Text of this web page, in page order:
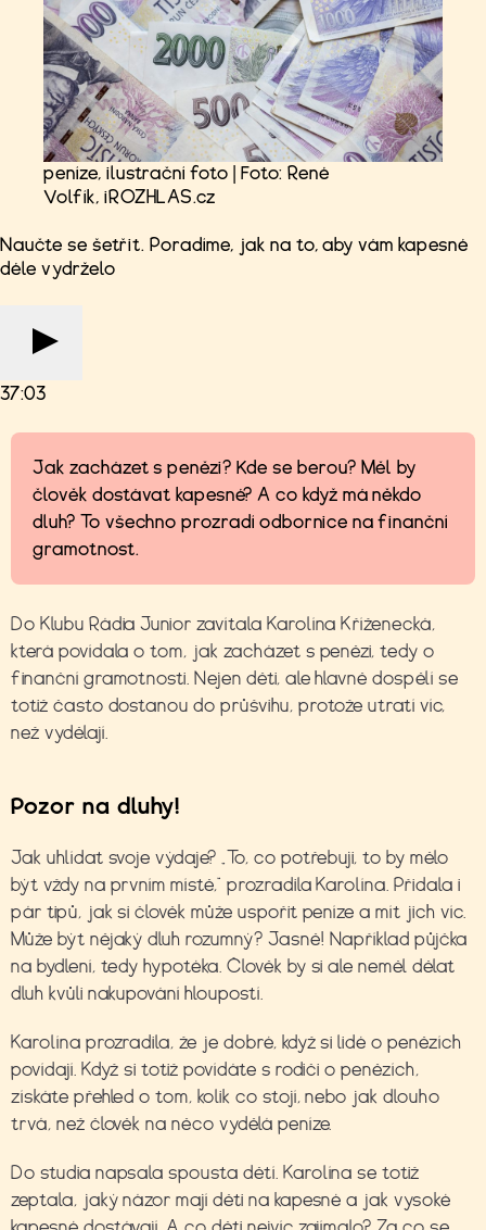
peníze, ilustrační foto | Foto: René
Volfík, iROZHLAS.cz
Naučte se šetřit. Poradíme, jak na to, aby vám kapesné
déle vydrželo
37:03
Jak zacházet s penězi? Kde se berou? Měl by
člověk dostávat kapesné? A co když má někdo
dluh? To všechno prozradí odbornice na finanční
gramotnost.
Do Klubu Rádia Junior zavítala Karolína Kříženecká,
která povídala o tom, jak zacházet s penězi, tedy o
finanční gramotnosti. Nejen děti, ale hlavně dospělí se
totiž často dostanou do průšvihu, protože utratí víc,
než vydělají.
Pozor na dluhy!
Jak uhlídat svoje výdaje? „To, co potřebuji, to by mělo
být vždy na prvním místě,“ prozradila Karolína. Přidala i
pár tipů, jak si člověk může uspořit peníze a mít jich víc.
Může být nějaký dluh rozumný? Jasně! Například půjčka
na bydlení, tedy hypotéka. Člověk by si ale neměl dělat
dluh kvůli nakupování hloupostí.
Karolína prozradila, že je dobré, když si lidé o penězích
povídají. Když si totiž povídáte s rodiči o penězích,
získáte přehled o tom, kolik co stojí, nebo jak dlouho
trvá, než člověk na něco vydělá peníze.
Do studia napsala spousta dětí. Karolína se totiž
zeptala, jaký názor mají děti na kapesné a jak vysoké